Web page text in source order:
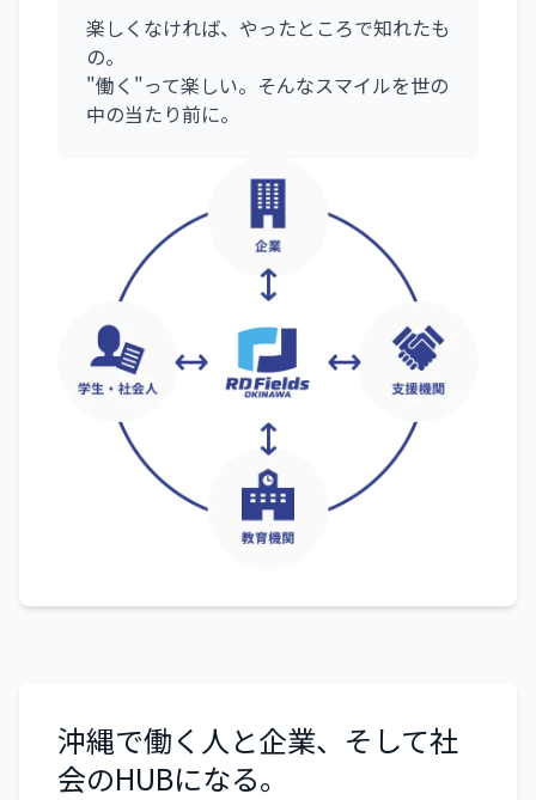
楽しくなければ、やったところで知れたも
の。
"働く"って楽しい。そんなスマイルを世の
中の当たり前に。
沖縄で働く人と企業、そして社
会のHUBになる。